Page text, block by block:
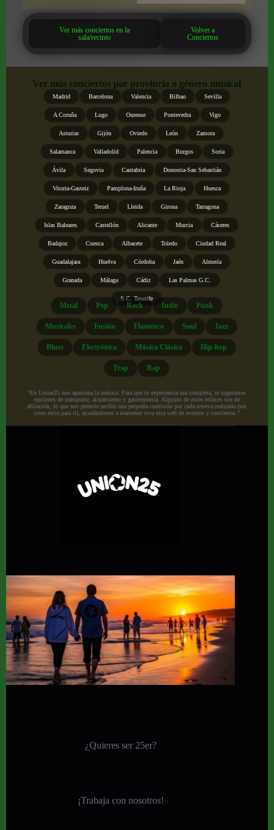
Ver más conciertos en la
sala/recinto
Volver a
Conciertos
Ver más conciertos por provincia o género musical
Madrid Barcelona Valencia Bilbao Sevilla
A Coruña Lugo Ourense Pontevedra Vigo
Asturias Gijón Oviedo León Zamora
Salamanca Valladolid Palencia Burgos Soria
Ávila Segovia Cantabria Donostia-San Sebastián
Vitoria-Gasteiz Pamplona-Iruña La Rioja Huesca
Zaragoza Teruel Lleida Girona Tarragona
Islas Baleares Castellón Alicante Murcia Cáceres
Badajoz Cuenca Albacete Toledo Ciudad Real
Guadalajara Huelva Córdoba Jaén Almería
Granada Málaga Cádiz Las Palmas G.C.
S.C. Tenerife
Metal Pop Rock Indie Punk
Musicales Fusión Flamenco Soul Jazz
Blues Electrónica Música Clásica Hip-hop
Trap Rap
“En Union25 nos apasiona la música. Para que tu experiencia sea completa, te sugerimos
opciones de transporte, alojamiento y gastronomía. Algunos de estos enlaces son de
afiliación, lo que nos permite recibir una pequeña comisión por cada reserva realizada (sin
coste extra para ti), ayudándonos a mantener viva esta web de eventos y conciertos.”
¿Quieres ser 25er?
¡Trabaja con nosotros!